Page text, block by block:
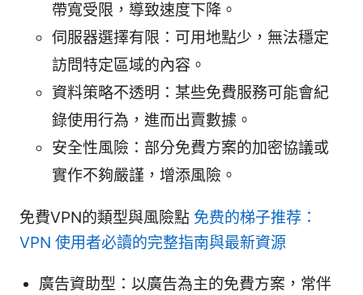
帶寬受限，導致速度下降。
伺服器選擇有限：可用地點少，無法穩定
訪問特定區域的內容。
資料策略不透明：某些免費服務可能會紀
錄使用行為，進而出賣數據。
安全性風險：部分免費方案的加密協議或
實作不夠嚴謹，增添風險。
免費VPN的類型與風險點 免费的梯子推荐：
VPN 使用者必讀的完整指南與最新資源
廣告資助型：以廣告為主的免費方案，常伴